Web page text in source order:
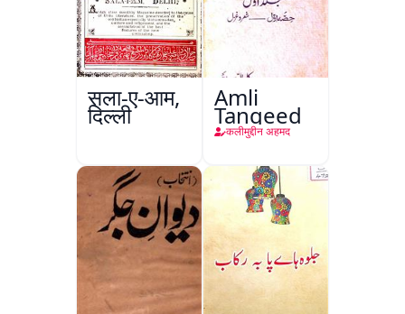
सला-ए-आम,
दिल्ली
Amli
Tanqeed
कलीमुद्दीन अहमद